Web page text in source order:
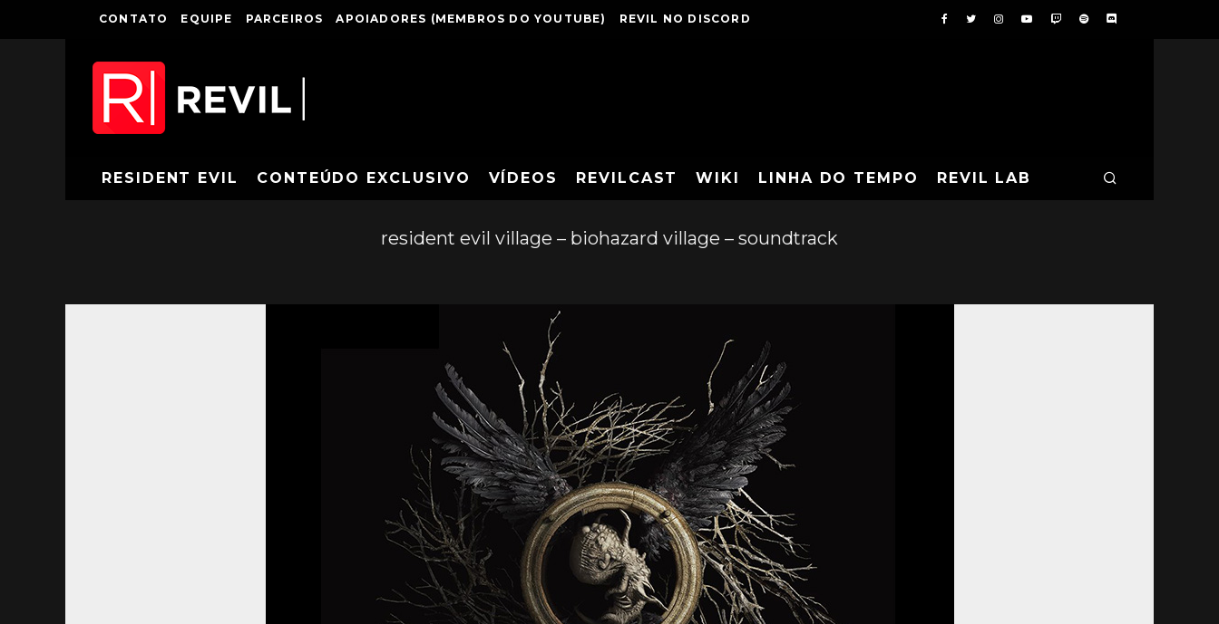
CONTATO EQUIPE PARCEIROS APOIADORES (MEMBROS DO YOUTUBE) REVIL NO DISCORD
RESIDENT EVIL CONTEÚDO EXCLUSIVO VÍDEOS REVILCAST WIKI LINHA DO TEMPO REVIL LAB
resident evil village – biohazard village – soundtrack